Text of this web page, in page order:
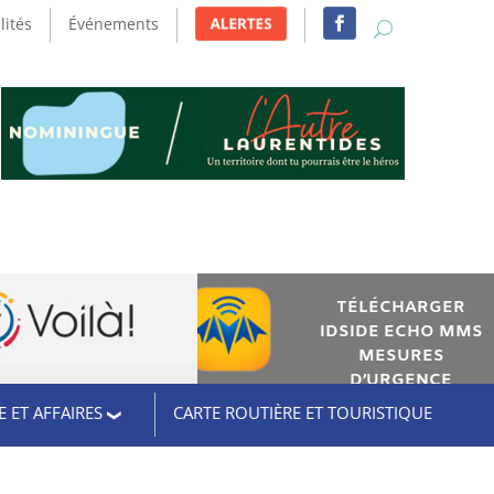
Événements
TÉLÉCHARGER
IDSIDE ECHO MMS
MESURES
D’URGENCE
ET AFFAIRES CARTE ROUTIÈRE ET TOURISTIQUE